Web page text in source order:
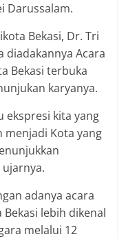
Darussalam.
Bekasi, Dr. Tri
diadakannya Acara
Bekasi terbuka
karyanya.
ekspresi kita yang
menjadi Kota yang
adanya acara
Bekasi lebih dikenal
melalui 12